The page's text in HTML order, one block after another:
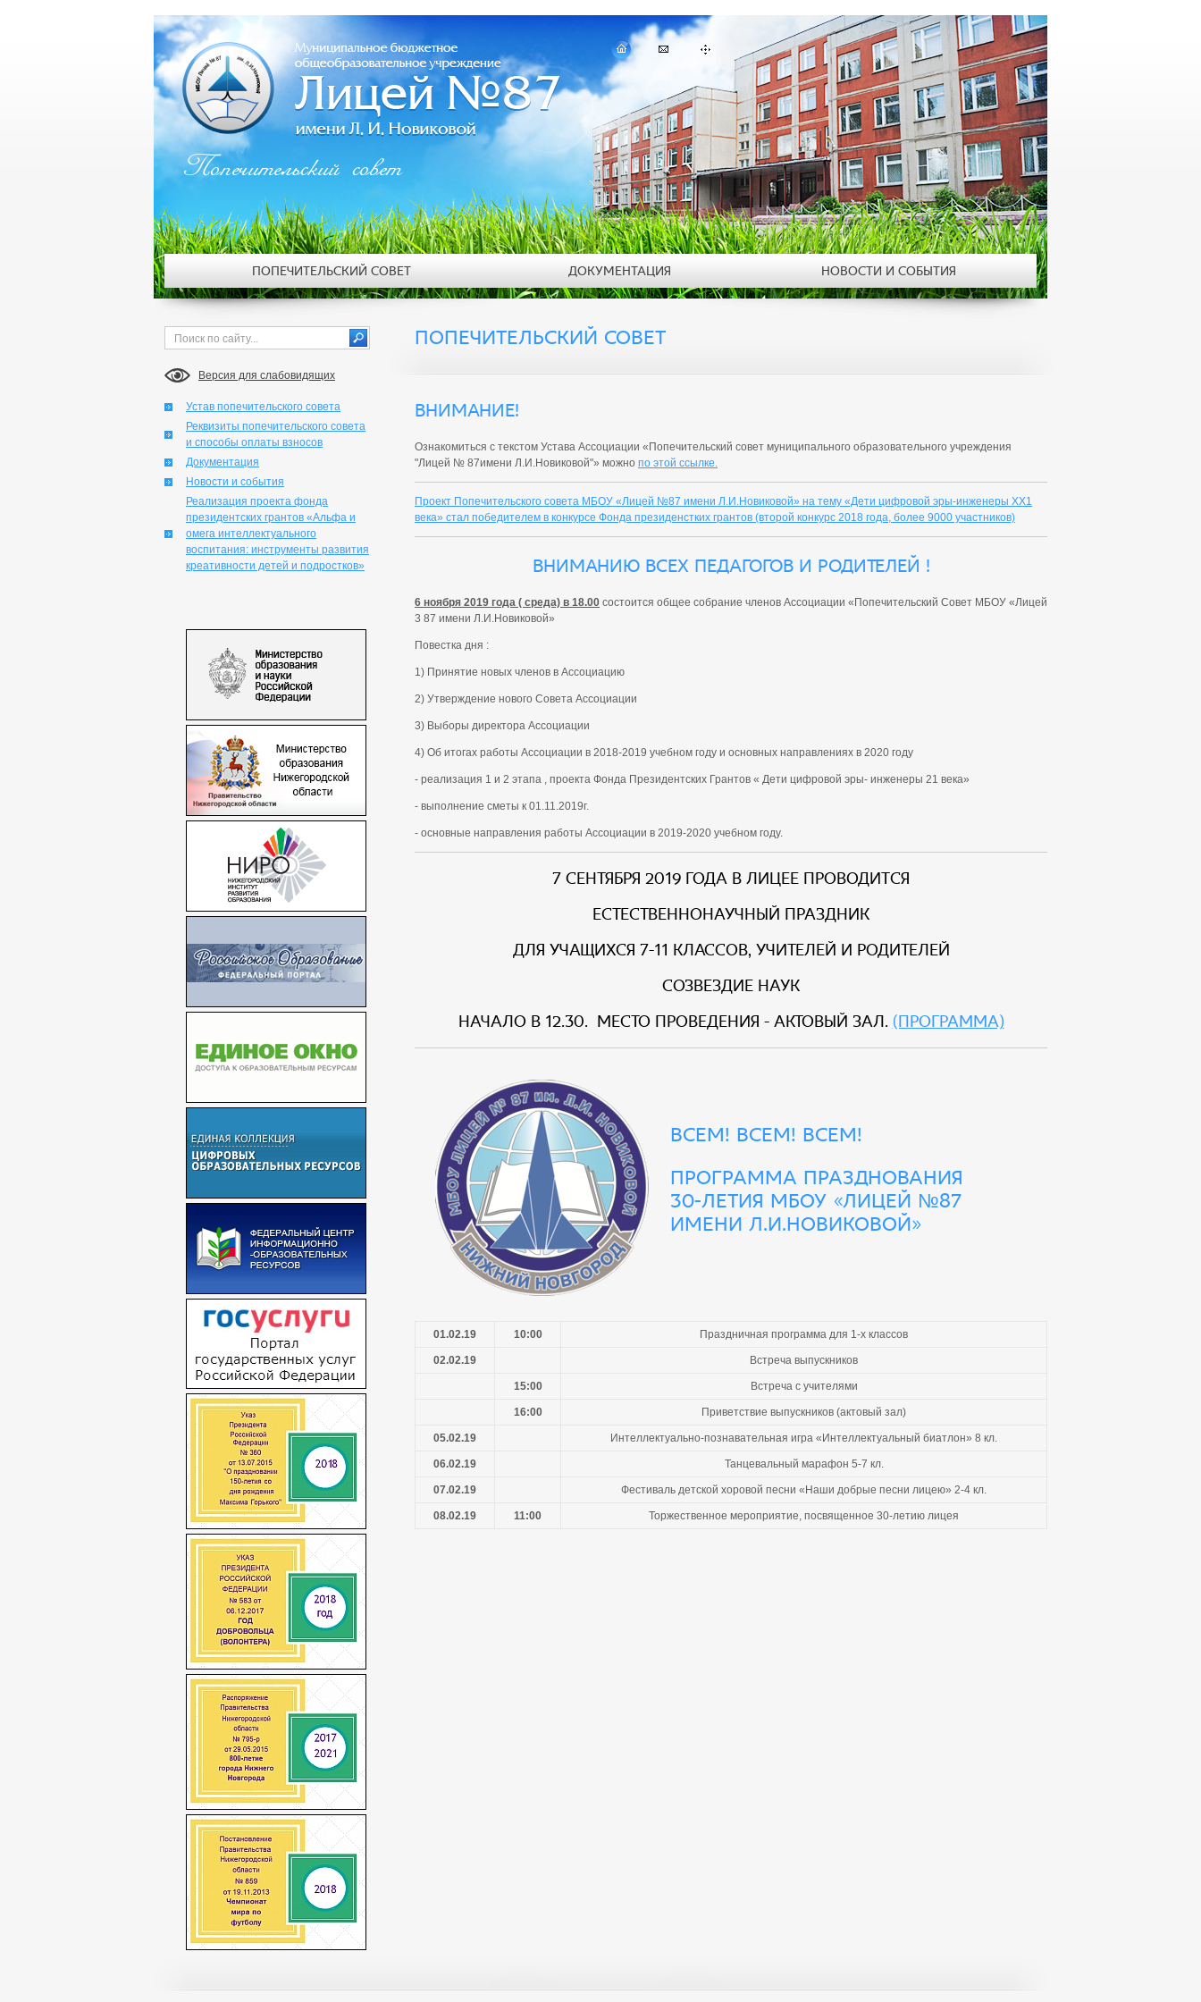
Версия для слабовидящих
Устав попечительского совета
Реквизиты попечительского совета
и способы оплаты взносов
Документация
Новости и события
Реализация проекта фонда
президентских грантов «Альфа и
омега интеллектуального
воспитания: инструменты развития
креативности детей и подростков»
ПОПЕЧИТЕЛЬСКИЙ СОВЕТ
Внимание!
Ознакомиться с текстом Устава Ассоциации «Попечительский совет муниципального образовательного учреждения
"Лицей № 87имени Л.И.Новиковой"» можно по этой ссылке.
Проект Попечительского совета МБОУ «Лицей №87 имени Л.И.Новиковой» на тему «Дети цифровой эры-инженеры ХХ1
века» стал победителем в конкурсе Фонда президенстких грантов (второй конкурс 2018 года, более 9000 участников)
Вниманию всех педагогов и родителей !
6 ноября 2019 года ( среда) в 18.00 состоится общее собрание членов Ассоциации «Попечительский Совет МБОУ «Лицей
3 87 имени Л.И.Новиковой»
Повестка дня :
1) Принятие новых членов в Ассоциацию
2) Утверждение нового Совета Ассоциации
3) Выборы директора Ассоциации
4) Об итогах работы Ассоциации в 2018-2019 учебном году и основных направлениях в 2020 году
- реализация 1 и 2 этапа , проекта Фонда Президентских Грантов « Дети цифровой эры- инженеры 21 века»
- выполнение сметы к 01.11.2019г.
- основные направления работы Ассоциации в 2019-2020 учебном году.
7 сентября 2019 года в лицее проводится
Естественнонаучный праздник
для учащихся 7-11 классов, учителей и родителей
СОЗВЕЗДИЕ НАУК
Начало в 12.30. Место проведения - актовый зал. (Программа)
ВСЕМ! ВСЕМ! ВСЕМ!
ПРОГРАММА ПРАЗДНОВАНИЯ
30-ЛЕТИЯ МБОУ «ЛИЦЕЙ №87
ИМЕНИ Л.И.НОВИКОВОЙ»
01.02.19 10:00 Праздничная программа для 1-х классов
02.02.19 Встреча выпускников
15:00 Встреча с учителями
16:00 Приветствие выпускников (актовый зал)
05.02.19 Интеллектуально-познавательная игра «Интеллектуальный биатлон» 8 кл.
06.02.19 Танцевальный марафон 5-7 кл.
07.02.19 Фестиваль детской хоровой песни «Наши добрые песни лицею» 2-4 кл.
08.02.19 11:00 Торжественное мероприятие, посвященное 30-летию лицея
Попечительский совет
ПОПЕЧИТЕЛЬСКИЙ СОВЕТ ДОКУМЕНТАЦИЯ НОВОСТИ И СОБЫТИЯ